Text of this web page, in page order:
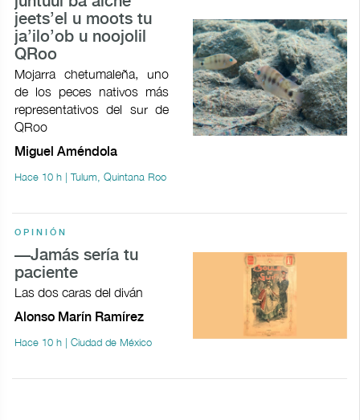
jeets’el u moots tu
ja’ilo’ob u noojolil
QRoo
Mojarra chetumaleña, uno
de los peces nativos más
representativos del sur de
QRoo
Miguel Améndola
Hace 10 h | Tulum, Quintana Roo
OPINIÓN
—Jamás sería tu
paciente
Las dos caras del diván
Alonso Marín Ramírez
Hace 10 h | Ciudad de México